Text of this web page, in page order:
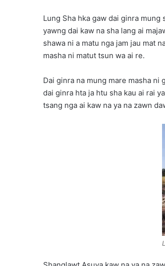
Lung Sha hka gaw dai ginra mung
yawng dai kaw na sha lang ai
shawa ni a matu nga jam jau mat
masha ni matut tsun wa ai re.
Dai ginra na mung mare masha ni
dai ginra hta ja htu sha kau ai rai
tsang nga ai kaw na ya na zawn